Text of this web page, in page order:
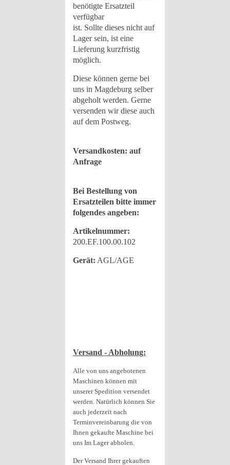
benötigte Ersatzteil
verfügbar
ist. Sollte dieses nicht auf
Lager sein, ist eine
Lieferung kurzfristig
möglich.
Diese können gerne bei
uns in Magdeburg selber
abgeholt werden. Gerne
versenden wir diese auch
auf dem Postweg.
Versandkosten: auf
Anfrage
Bei Bestellung von
Ersatzteilen bitte immer
folgendes angeben:
Artikelnummer:
200.EF.100.00.102
Gerät: AGL/AGE
Versand - Abholung:
Alle von uns angebotenen
Maschinen können mit
unserer Spedition versendet
werden. Natürlich können Sie
auch jederzeit nach
Terminvereinbarung die von
Ihnen gekaufte Maschine bei
uns Im Lager abholen.
Der Versand Ihrer gekauften